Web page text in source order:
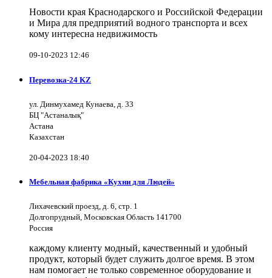
Новости края Краснодарского и Российской Федерации
и Мира для предприятий водного транспорта и всех
кому интересна недвижимость
09-10-2023 12:46
Перевозка-24 KZ
ул. Динмухамед Кунаева, д. 33
БЦ "Астаналық"
Астана
Казахстан
20-04-2023 18:40
Мебельная фабрика «Кухни для Людей»
Лихачевский проезд, д. 6, стр. 1
Долгопрудный, Московская Область 141700
Россия
каждому клиенту модный, качественный и удобный
продукт, который будет служить долгое время. В этом
нам помогает не только современное оборудование и